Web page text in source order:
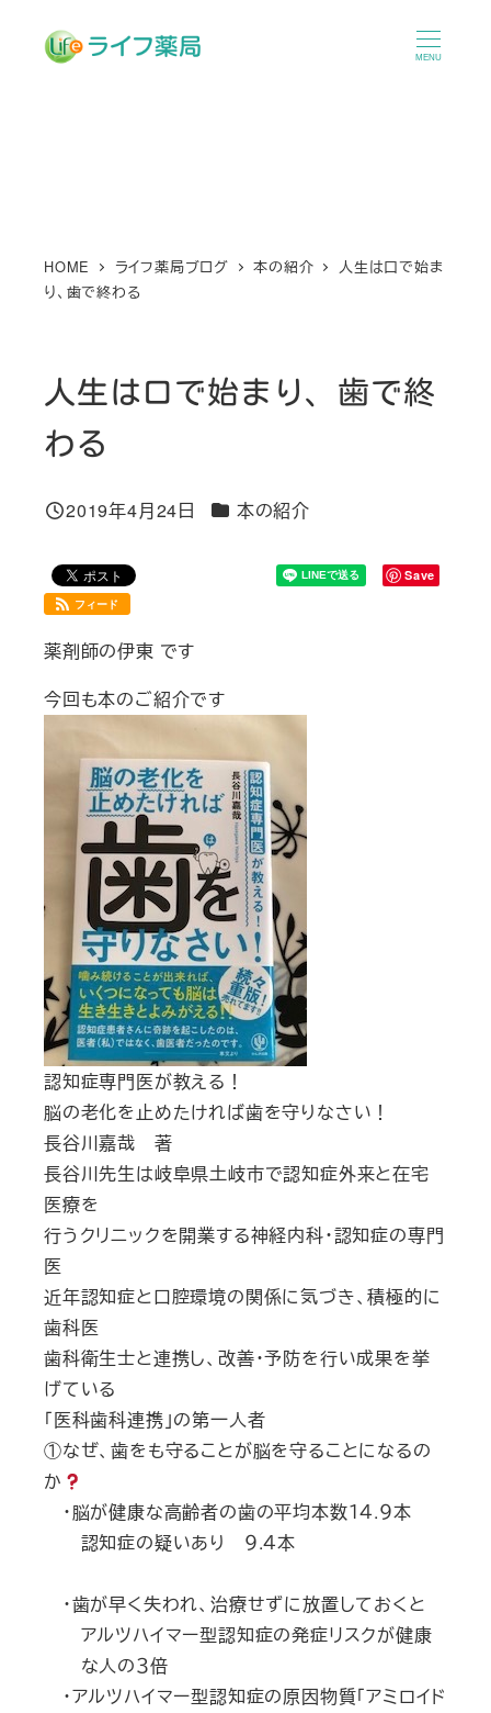
MENU
HOME ライフ薬局ブログ 本の紹介
人生は口で始ま
り、歯で終わる
人生は口で始まり、歯で終
わる
投稿日
2019年4月24日 カテゴリー
本の紹介
Save
フィード
薬剤師の伊東 です
今回も本のご紹介です
認知症専門医が教える！
脳の老化を止めたければ歯を守りなさい！
長谷川嘉哉 著
長谷川先生は岐阜県土岐市で認知症外来と在宅
医療を
行うクリニックを開業する神経内科・認知症の専門
医
近年認知症と口腔環境の関係に気づき、積極的に
歯科医
歯科衛生士と連携し、改善・予防を行い成果を挙
げている
「医科歯科連携」の第一人者
①なぜ、歯をも守ることが脳を守ることになるの
か
・脳が健康な高齢者の歯の平均本数１４.９本
認知症の疑いあり ９.４本
・歯が早く失われ、治療せずに放置しておくと
アルツハイマー型認知症の発症リスクが健康
な人の３倍
・アルツハイマー型認知症の原因物質「アミロイド